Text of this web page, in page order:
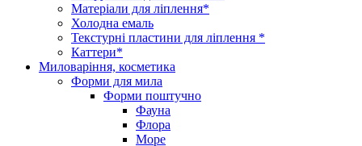
Матеріали для ліплення*
Холодна емаль
Текстурні пластини для ліплення *
Каттери*
Миловаріння, косметика
Форми для мила
Форми поштучно
Фауна
Флора
Море